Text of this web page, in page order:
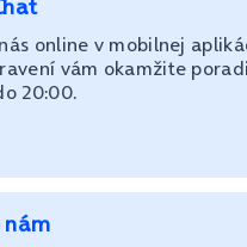
online v mobilnej
vám okamžite
20:00.